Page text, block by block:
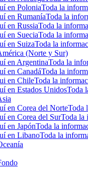
en PoloniaToda la
en RumaníaToda la
en RussiaToda la
en SueciaToda la
en SuizaToda la
(Norte y Sur)
en ArgentinaToda la
en CanadáToda la
en ChileToda la
en Estados UnidosToda
en Corea del NorteToda
en Corea del SurToda la
en JapónToda la
en LibanoToda la